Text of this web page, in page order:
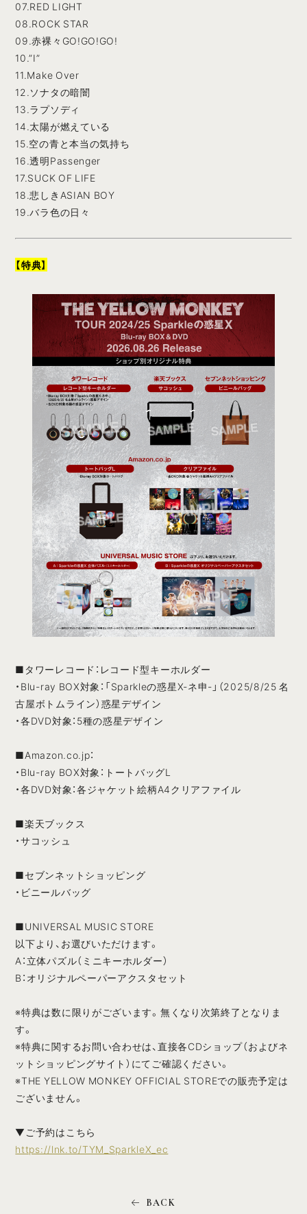
07.RED LIGHT
08.ROCK STAR
09.赤裸々GO!GO!GO!
10.”I”
11.Make Over
12.ソナタの暗闇
13.ラプソディ
14.太陽が燃えている
15.空の青と本当の気持ち
16.透明Passenger
17.SUCK OF LIFE
18.悲しきASIAN BOY
19.バラ色の日々
【特典】
■タワーレコード：レコード型キーホルダー
・Blu-ray BOX対象：「Sparkleの惑星X-ネ申-」（2025/8/25 名
古屋ボトムライン）惑星デザイン
・各DVD対象：5種の惑星デザイン
■Amazon.co.jp：
・Blu-ray BOX対象：トートバッグL
・各DVD対象：各ジャケット絵柄A4クリアファイル
■楽天ブックス
・サコッシュ
■セブンネットショッピング
・ビニールバッグ
■UNIVERSAL MUSIC STORE
以下より、お選びいただけます。
A：立体パズル（ミニキーホルダー）
B：オリジナルペーパーアクスタセット
※特典は数に限りがございます。無くなり次第終了となりま
す。
※特典に関するお問い合わせは、直接各CDショップ（およびネ
ットショッピングサイト）にてご確認ください。
※THE YELLOW MONKEY OFFICIAL STOREでの販売予定は
ございません。
▼ご予約はこちら
https://lnk.to/TYM_SparkleX_ec